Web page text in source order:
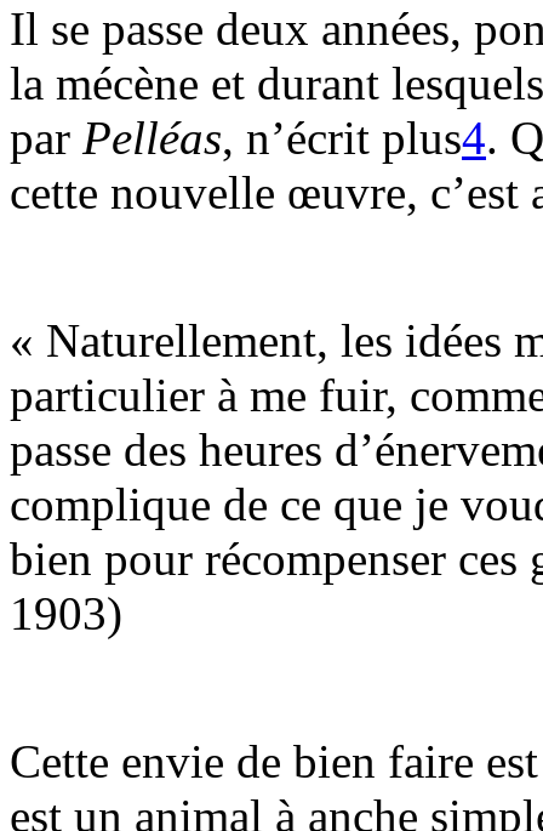
Il se passe deux années,
la mécène et durant
par Pelléas, n’écrit plus4.
cette nouvelle œuvre,
« Naturellement, les idées
particulier à me fuir,
passe des heures
complique de ce que je
bien pour récompenser
1903)
Cette envie de bien faire
est un animal à anche